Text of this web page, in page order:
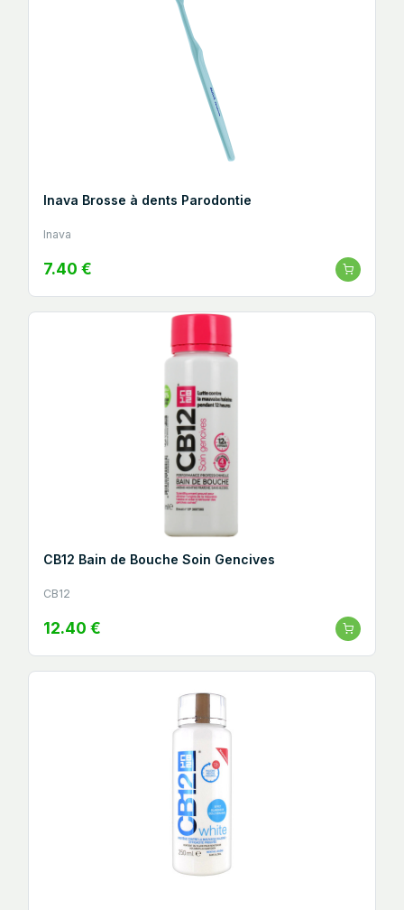
Inava Brosse à dents Parodontie
Inava
7.40 €
CB12 Bain de Bouche Soin Gencives
CB12
12.40 €